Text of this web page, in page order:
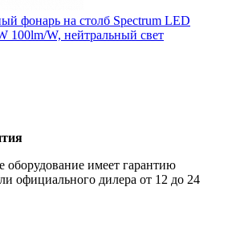
фонарь на столб Spectrum LED
100lm/W, нейтральный свет
оборудование имеет гарантию
официального дилера от 12 до 24